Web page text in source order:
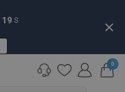
18 S close
0